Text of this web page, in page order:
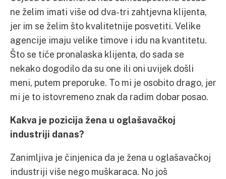
ne želim imati više od dva-tri zahtjevna klijenta,
jer im se želim što kvalitetnije posvetiti. Velike
agencije imaju velike timove i idu na kvantitetu.
Što se tiče pronalaska klijenta, do sada se
nekako dogodilo da su one ili oni uvijek došli
meni, putem preporuke. To mi je osobito drago, jer
mi je to istovremeno znak da radim dobar posao.
Kakva je pozicija žena u oglašavačkoj
industriji danas?
Zanimljiva je činjenica da je žena u oglašavačkoj
industriji više nego muškaraca. No još